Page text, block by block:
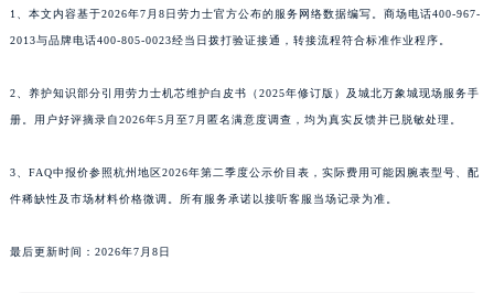
1、本文内容基于2026年7月8日劳力士官方公布的服务网络数据编写。商场电话400-967-
2013与品牌电话400-805-0023经当日拨打验证接通，转接流程符合标准作业程序。
2、养护知识部分引用劳力士机芯维护白皮书（2025年修订版）及城北万象城现场服务手
册。用户好评摘录自2026年5月至7月匿名满意度调查，均为真实反馈并已脱敏处理。
3、FAQ中报价参照杭州地区2026年第二季度公示价目表，实际费用可能因腕表型号、配
件稀缺性及市场材料价格微调。所有服务承诺以接听客服当场记录为准。
最后更新时间：2026年7月8日